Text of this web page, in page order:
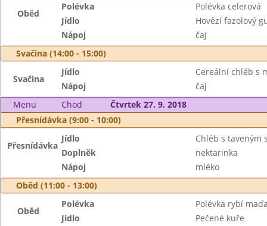
Oběd
Polévka
Polévka celerová
Jídlo
Hovězí fazolový
Nápoj
čaj
Svačina (14:00 - 15:00)
Svačina
Jídlo
Cereální chléb s
Nápoj
čaj
Menu
Chod
Čtvrtek 27. 9. 2018
Přesnídávka (9:00 - 10:00)
Přesnídávka
Jídlo
Chléb s taveným
Doplněk
nektarinka
Nápoj
mléko
Oběd (11:00 - 13:00)
Oběd
Polévka
Polévka rybí
Jídlo
Pečené kuře